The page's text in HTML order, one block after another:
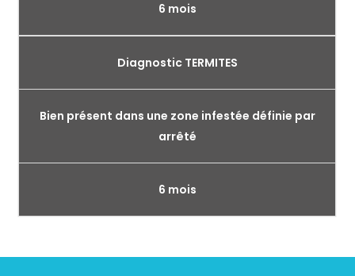
6 mois
Diagnostic TERMITES
Bien présent dans une zone infestée définie par
arrêté
6 mois